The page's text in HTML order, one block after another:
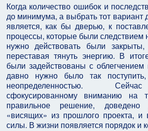
Когда количество ошибок и
до минимума, а выбрать тот вариант
является, как бы дверью, к
процессы, которые были следствием
нужно действовать были
переставая тянуть энергию. В
были задействованы с облегчением
давно нужно было так
неопределенностью.
сфокусированному вниманию на
правильное решение,
«висящих» из прошлого проекта, и
силы. В жизни появляется порядок и